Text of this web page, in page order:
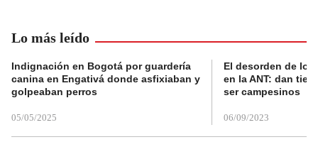
Lo más leído
Indignación en Bogotá por guardería
canina en Engativá donde asfixiaban y
golpeaban perros
05/05/2025
El desorden de
en la ANT: dan
ser campesinos
06/09/2023